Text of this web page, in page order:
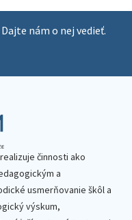
nám o nej vedieť.
činnosti ako
a
usmerňovanie škôl a
výskum,